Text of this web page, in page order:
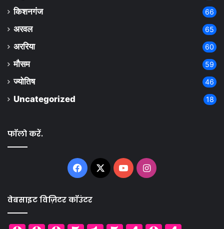
किशनगंज 66
अरवल 65
अररिया 60
मौसम 59
ज्योतिष 46
Uncategorized 18
फॉलो करें.
Facebook
X YouTubeInstagram
वेबसाइट विज़िटर कॉउंटर